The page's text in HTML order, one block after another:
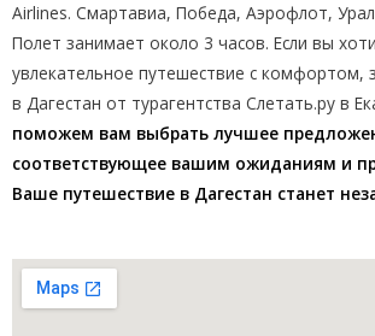
Airlines. Смартавиа, Победа, Аэрофлот,
Полет занимает около 3 часов. Если вы
увлекательное путешествие с комфортом,
в Дагестан от турагентства Слетать.ру в
поможем вам выбрать лучшее
соответствующее вашим ожиданиям и
Ваше путешествие в Дагестан станет